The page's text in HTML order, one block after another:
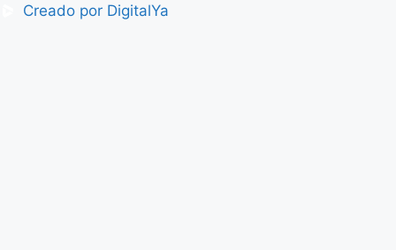
Creado por DigitalYa